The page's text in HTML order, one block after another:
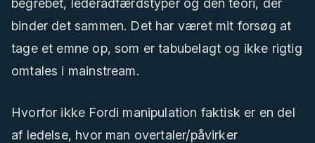
binder det sammen. Det har været mit forsøg at
tage et emne op, som er tabubelagt og ikke rigtig
omtales i mainstream.
Hvorfor ikke Fordi manipulation faktisk er en del
af ledelse, hvor man overtaler/påvirker